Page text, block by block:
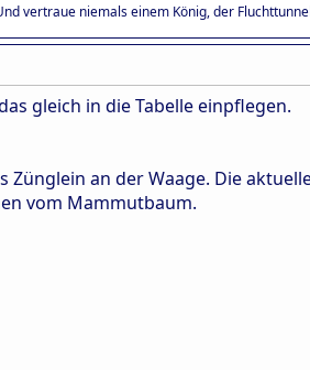
vertraue niemals einem König, der
gleich in die Tabelle einpflegen.
Zünglein an der Waage. Die
vom Mammutbaum.